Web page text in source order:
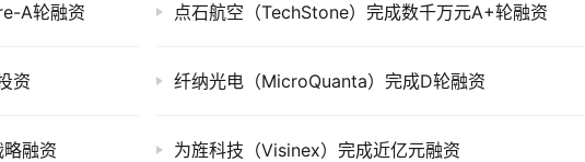
A轮融资 点石航空（TechStone）完成数千万元A+轮融资
资 纤纳光电（MicroQuanta）完成D轮融资
融资 为旌科技（Visinex）完成近亿元融资